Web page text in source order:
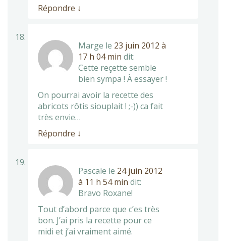
Répondre ↓
Marge le 23 juin 2012 à
17 h 04 min dit:
Cette reçette semble
bien sympa ! À essayer !
On pourrai avoir la recette des
abricots rôtis siouplait ! ;-)) ca fait
très envie…
Répondre ↓
Pascale le 24 juin 2012
à 11 h 54 min dit:
Bravo Roxane!
Tout d’abord parce que c’es très
bon. J’ai pris la recette pour ce
midi et j’ai vraiment aimé.